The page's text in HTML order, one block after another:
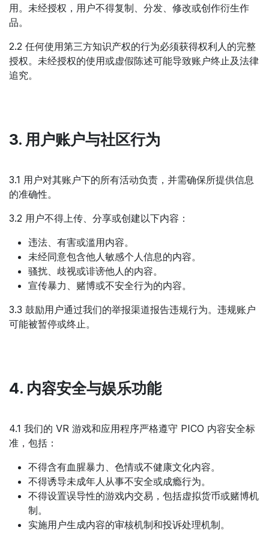
用。未经授权，用户不得复制、分发、修改或创作衍生作
品。
2.2 任何使用第三方知识产权的行为必须获得权利人的完整
授权。未经授权的使用或虚假陈述可能导致账户终止及法律
追究。
3. 用户账户与社区行为
3.1 用户对其账户下的所有活动负责，并需确保所提供信息
的准确性。
3.2 用户不得上传、分享或创建以下内容：
违法、有害或滥用内容。
未经同意包含他人敏感个人信息的内容。
骚扰、歧视或诽谤他人的内容。
宣传暴力、赌博或不安全行为的内容。
3.3 鼓励用户通过我们的举报渠道报告违规行为。违规账户
可能被暂停或终止。
4. 内容安全与娱乐功能
4.1 我们的 VR 游戏和应用程序严格遵守 PICO 内容安全标
准，包括：
不得含有血腥暴力、色情或不健康文化内容。
不得诱导未成年人从事不安全或成瘾行为。
不得设置误导性的游戏内交易，包括虚拟货币或赌博机
制。
实施用户生成内容的审核机制和投诉处理机制。